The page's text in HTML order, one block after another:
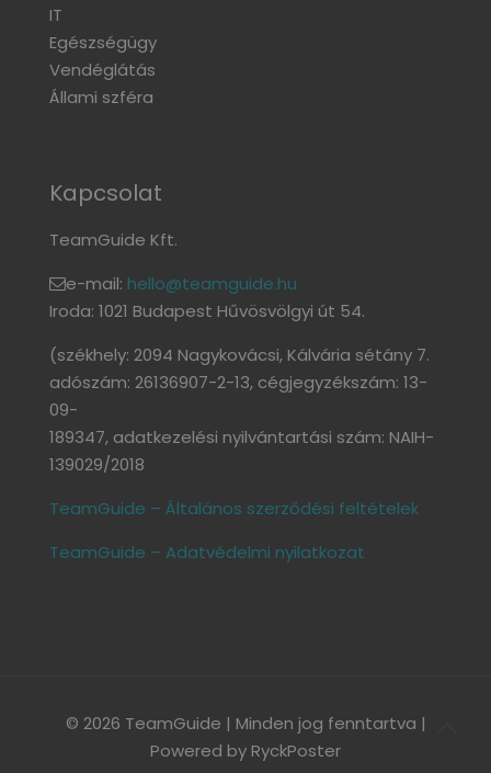
IT
Egészségügy
Vendéglátás
Állami szféra
Kapcsolat
TeamGuide Kft.
e-mail: hello@teamguide.hu
Iroda: 1021 Budapest Hűvösvölgyi út 54.
(székhely: 2094 Nagykovácsi, Kálvária sétány 7.
adószám: 26136907-2-13, cégjegyzékszám: 13-
09-
189347, adatkezelési nyilvántartási szám: NAIH-
139029/2018
TeamGuide – Általános szerződési feltételek
TeamGuide – Adatvédelmi nyilatkozat
© 2026 TeamGuide | Minden jog fenntartva |
Powered by RyckPoster